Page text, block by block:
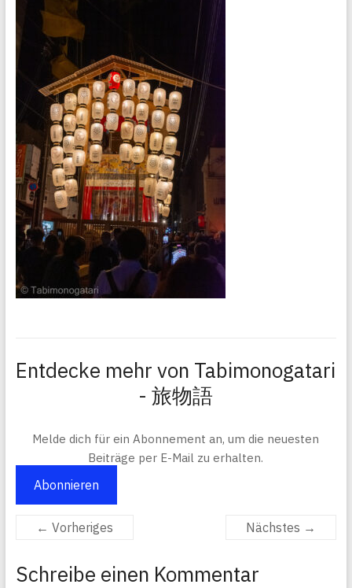
Entdecke mehr von Tabimonogatari
- 旅物語
Melde dich für ein Abonnement an, um die neuesten
Beiträge per E-Mail zu erhalten.
Abonnieren
← Vorheriges Nächstes →
Schreibe einen Kommentar